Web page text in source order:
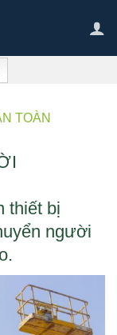
TOÀN
thiết bị
người